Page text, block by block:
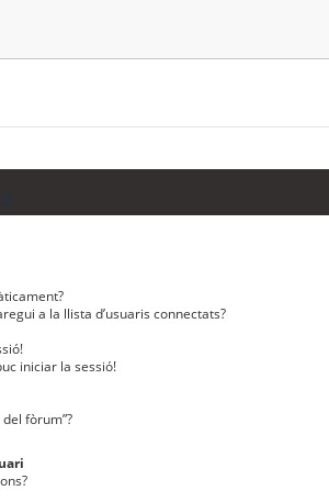
a la llista d’usuaris connectats?
iniciar la sessió!
fòrum”?